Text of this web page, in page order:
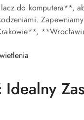
do komputera**,
Idealny